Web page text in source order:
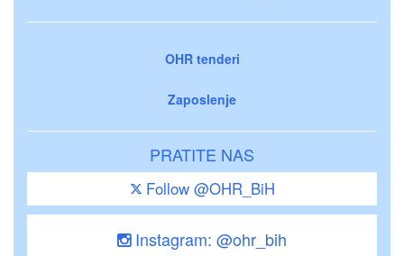
OHR tenderi
Zaposlenje
PRATITE NAS
Follow @OHR_BiH
Instagram: @ohr_bih